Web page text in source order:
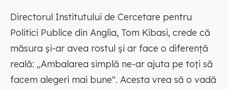
Directorul Institutului de Cercetare pentru
Politici Publice din Anglia, Tom Kibasi, crede că
măsura și-ar avea rostul și ar face o diferență
reală: „Ambalarea simplă ne-ar ajuta pe toți să
facem alegeri mai bune". Acesta vrea să o vadă